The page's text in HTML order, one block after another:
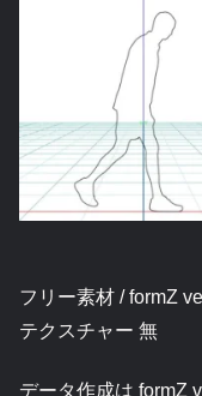
フリー素材 / formZ
テクスチャー 無
データ作成は formZ